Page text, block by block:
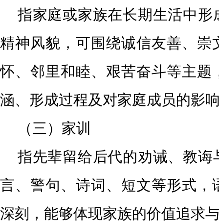
指家庭或家族在长期生活中形
精神风貌，可围绕诚信友善、崇
怀、邻里和睦、艰苦奋斗等主题
涵、形成过程及对家庭成员的影
（三）家训
指先辈留给后代的劝诫、教诲
言、警句、诗词、短文等形式，
深刻，能够体现家族的价值追求